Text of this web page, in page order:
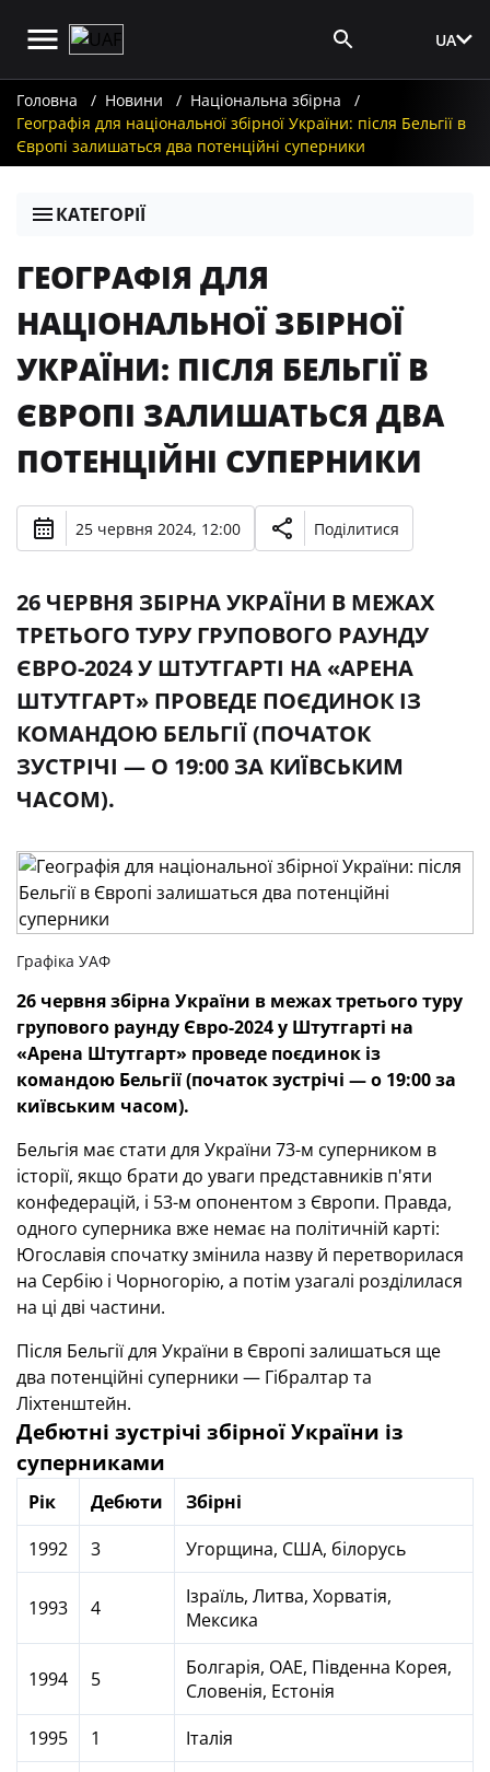
UA
Головна Новини
Національна збірна
Географія для національної збірної України: після Бельгії в
Європі залишаться два потенційні суперники
КАТЕГОРІЇ
ГЕОГРАФІЯ ДЛЯ
НАЦІОНАЛЬНОЇ ЗБІРНОЇ
УКРАЇНИ: ПІСЛЯ БЕЛЬГІЇ В
ЄВРОПІ ЗАЛИШАТЬСЯ ДВА
ПОТЕНЦІЙНІ СУПЕРНИКИ
25 червня 2024, 12:00 Поділитися
26 ЧЕРВНЯ ЗБІРНА УКРАЇНИ В МЕЖАХ
ТРЕТЬОГО ТУРУ ГРУПОВОГО РАУНДУ
ЄВРО-2024 У ШТУТГАРТІ НА «АРЕНА
ШТУТГАРТ» ПРОВЕДЕ ПОЄДИНОК ІЗ
КОМАНДОЮ БЕЛЬГІЇ (ПОЧАТОК
ЗУСТРІЧІ — О 19:00 ЗА КИЇВСЬКИМ
ЧАСОМ).
Графіка УАФ
26 червня збірна України в межах третього туру
групового раунду Євро-2024 у Штутгарті на
«Арена Штутгарт» проведе поєдинок із
командою Бельгії (початок зустрічі — о 19:00 за
київським часом).
Бельгія має стати для України 73-м суперником в
історії, якщо брати до уваги представників п'яти
конфедерацій, і 53-м опонентом з Європи. Правда,
одного суперника вже немає на політичній карті:
Югославія спочатку змінила назву й перетворилася
на Сербію і Чорногорію, а потім узагалі розділилася
на ці дві частини.
Після Бельгії для України в Європі залишаться ще
два потенційні суперники — Гібралтар та
Ліхтенштейн.
Дебютні зустрічі збірної України із
суперниками
Рік Дебюти
Збірні
1992
3 Угорщина, США, білорусь
1993 4
Ізраїль, Литва, Хорватія,
Мексика
1994 5
Болгарія, ОАЕ, Південна Корея,
Словенія, Естонія
1995
1 Італія